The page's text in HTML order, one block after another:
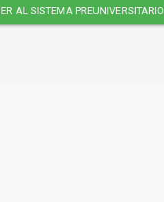
AL SISTEMA PREUNIVERSITARIO